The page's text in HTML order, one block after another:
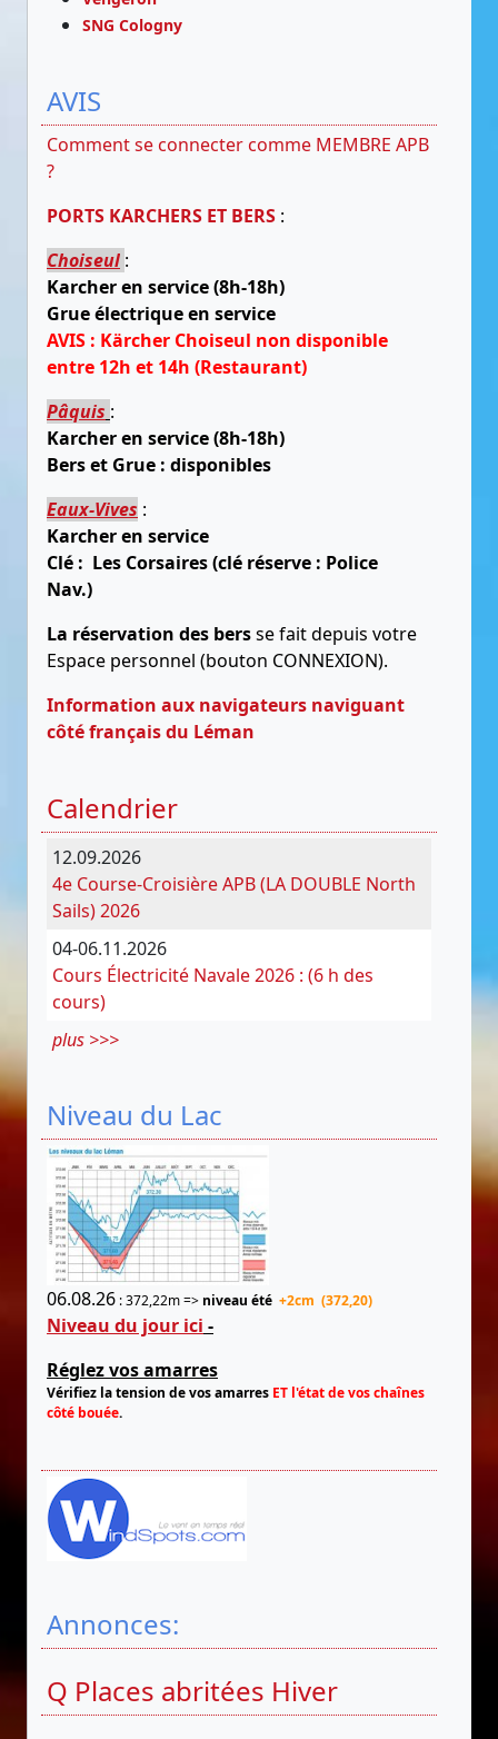
SNG Cologny
AVIS
Comment se connecter comme MEMBRE APB
?
PORTS KARCHERS ET BERS :
Choiseul :
Karcher en service (8h-18h)
Grue électrique en service
AVIS : Kärcher Choiseul non disponible
entre 12h et 14h (Restaurant)
Pâquis :
Karcher en service (8h-18h)
Bers et Grue : disponibles
Eaux-Vives :
Karcher en service
Clé : Les Corsaires (clé réserve : Police
Nav.)
La réservation des bersse fait depuis votre
Espace personnel (bouton CONNEXION).
Information aux navigateurs naviguant
côté français du Léman
Calendrier
12.09.2026
4e Course-Croisière APB (LA DOUBLE North
Sails) 2026
04-06.11.2026
Cours Électricité Navale 2026 : (6 h des
cours)
plus >>>
Niveau du Lac
06.08.26 : 372,22m => niveau été +2cm (372,20)
Niveau du jour ici -
Réglez vos amarres
Vérifiez la tension de vos amarres ET l'état de vos chaînes
côté bouée.
Annonces:
Q Places abritées Hiver